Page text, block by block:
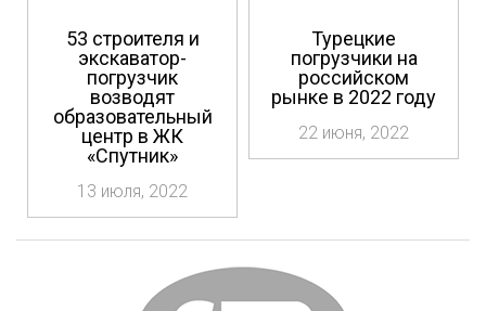
53 строителя и
экскаватор-
погрузчик
возводят
образовательный
центр в ЖК
«Спутник»
13 июля, 2022
Турецкие
погрузчики на
российском
рынке в 2022 году
22 июня, 2022